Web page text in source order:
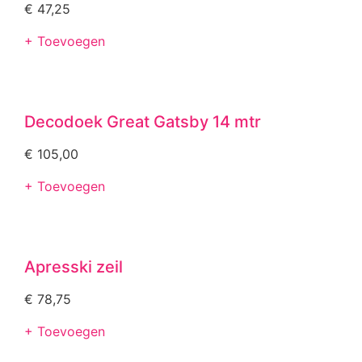
€ 47,25
+ Toevoegen
Decodoek Great Gatsby 14 mtr
€ 105,00
+ Toevoegen
Apresski zeil
€ 78,75
+ Toevoegen